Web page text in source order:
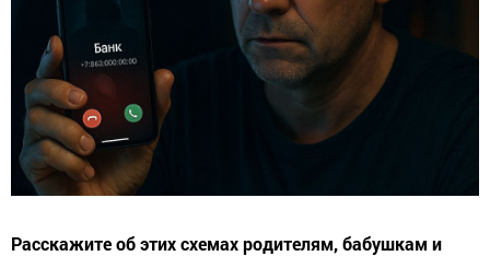
Расскажите об этих схемах родителям, бабушкам и